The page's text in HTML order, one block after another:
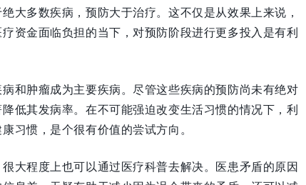
大多数疾病，预防大于治疗。这不仅是从效果上来说，
资金面临负担的当下，对预防阶段进行更多投入是有利
和肿瘤成为主要疾病。尽管这些疾病的预防尚未有绝对
低其发病率。在不可能强迫改变生活习惯的情况下，利
习惯，是个很有价值的尝试方向。
大程度上也可以通过医疗科普去解决。医患矛盾的原因